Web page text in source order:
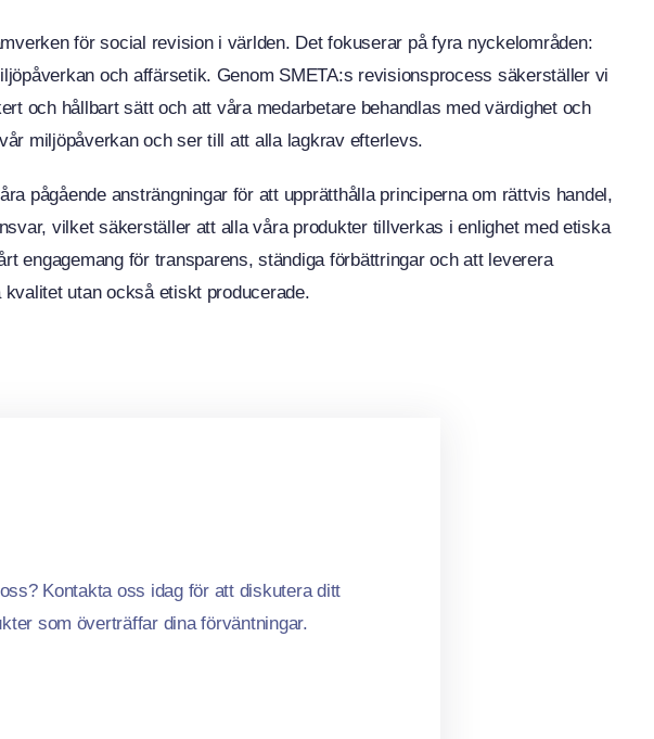
för social revision i världen. Det fokuserar på fyra nyckelområden:
och affärsetik. Genom SMETA:s revisionsprocess säkerställer vi
och hållbart sätt och att våra medarbetare behandlas med värdighet och
miljöpåverkan och ser till att alla lagkrav efterlevs.
pågående ansträngningar för att upprätthålla principerna om rättvis handel,
vilket säkerställer att alla våra produkter tillverkas i enlighet med etiska
engagemang för transparens, ständiga förbättringar och att leverera
utan också etiskt producerade.
Kontakta oss idag för att diskutera ditt
som överträffar dina förväntningar.